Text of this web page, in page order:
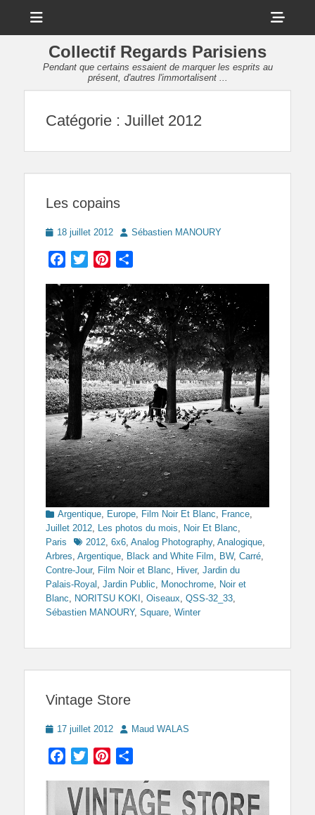
Collectif Regards Parisiens
Pendant que certains essaient de marquer les esprits au
présent, d'autres l'immortalisent ...
Catégorie : Juillet 2012
Les copains
Posted
18 juillet 2012 Author
Sébastien MANOURY
Facebook
TwitterPinterest
Categories
Argentique, Europe, Film Noir Et Blanc, France,
Juillet 2012, Les photos du mois, Noir Et Blanc,
Paris
Tags2012, 6x6, Analog Photography, Analogique,
Arbres, Argentique, Black and White Film, BW, Carré,
Contre-Jour, Film Noir et Blanc, Hiver, Jardin du
Palais-Royal , Jardin Public, Monochrome, Noir et
Blanc, NORITSU KOKI , Oiseaux, QSS-32_33,
Sébastien MANOURY, Square, Winter
Vintage Store
Posted
17 juillet 2012 AuthorMaud WALAS
Facebook
TwitterPinterest